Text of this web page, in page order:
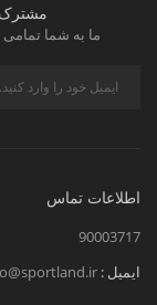
مشترک
ما به شما تمامی
اطلاعات تماس
90003717
ایمیل :